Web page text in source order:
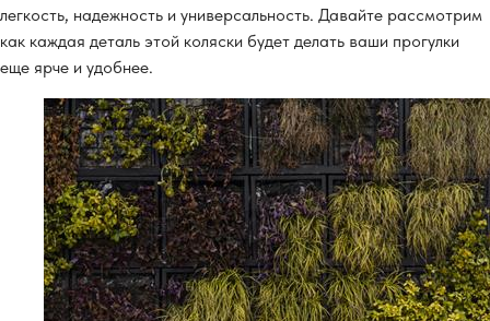
легкость, надежность и универсальность. Давайте рассмотрим
как каждая деталь этой коляски будет делать ваши прогулки
еще ярче и удобнее.